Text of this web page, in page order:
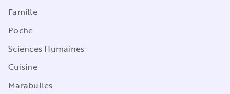
Famille
Poche
Sciences Humaines
Cuisine
Marabulles